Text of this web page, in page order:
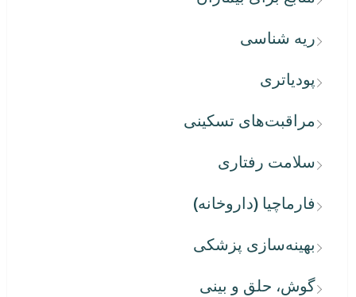
ریه شناسی
پودیاتری
مراقبت‌های تسکینی
سلامت رفتاری
فارماچیا (داروخانه)
بهینه‌سازی پزشکی
گوش، حلق و بینی